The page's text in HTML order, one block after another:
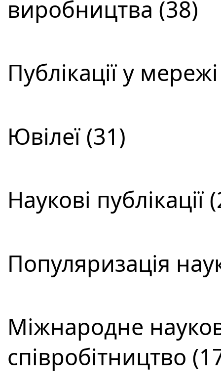
виробництва (38)
Публікації у
Ювілеї (31)
Наукові публікації
Популяризація
Міжнародне
співробітництво